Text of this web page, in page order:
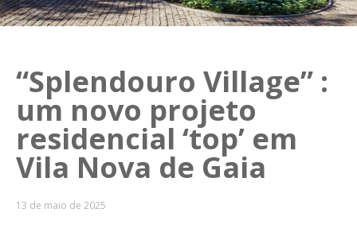
“Splendouro Village” :
um novo projeto
residencial ‘top’ em
Vila Nova de Gaia
13 de maio de 2025